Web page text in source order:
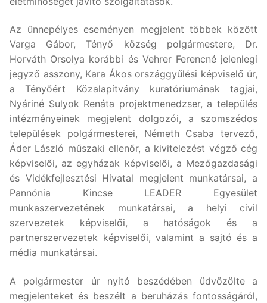
Az ünnepélyes eseményen megjelent többek között
Varga Gábor, Tényő község polgármestere, Dr.
Horváth Orsolya korábbi és Vehrer Ferencné jelenlegi
jegyző asszony, Kara Ákos országgyűlési képviselő úr,
a Tényőért Közalapítvány kuratóriumának tagjai,
Nyáriné Sulyok Renáta projektmenedzser, a település
intézményeinek megjelent dolgozói, a szomszédos
települések polgármesterei, Németh Csaba tervező,
Áder László műszaki ellenőr, a kivitelezést végző cég
képviselői, az egyházak képviselői, a Mezőgazdasági
és Vidékfejlesztési Hivatal megjelent munkatársai, a
Pannónia Kincse LEADER Egyesület
munkaszervezetének munkatársai, a helyi civil
szervezetek képviselői, a hatóságok és a
partnerszervezetek képviselői, valamint a sajtó és a
média munkatársai.
A polgármester úr nyitó beszédében üdvözölte a
megjelenteket és beszélt a beruházás fontosságáról,